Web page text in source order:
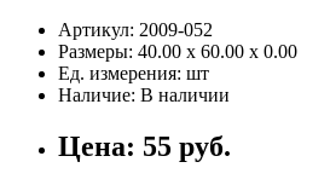
Артикул: 2009-052
Размеры: 40.00 х 60.00 х 0.00
Ед. измерения: шт
Наличие: В наличии
Цена: 55 руб.